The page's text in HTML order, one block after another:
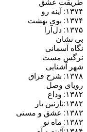
طریقت عشق
۱۳۷۴: آینه رو
۱۳۷۴: بوی بهشت
۱۳۷۵: دل‌آرا
بی نشان
نگاه آسمانی
نرگس مست
شهر آشنایی
۱۳۷۸: شرح فراق
رویای وصل
۱۳۸۲: وداع
۱۳۸۲:نازنین یار
۱۳۸۳: عشق و مستی
۱۳۸۳: ماه نو